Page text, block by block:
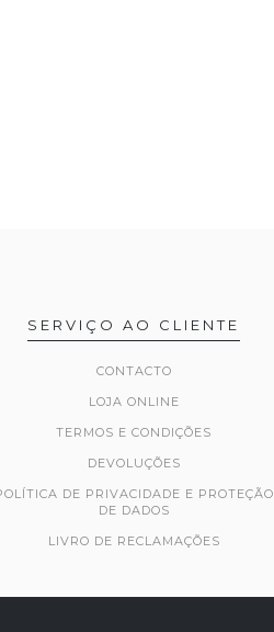
SERVIÇO AO CLIENTE
CONTACTO
LOJA ONLINE
TERMOS E CONDIÇÕES
DEVOLUÇÕES
DE PRIVACIDADE E PROTEÇÃO
DE DADOS
LIVRO DE RECLAMAÇÕES